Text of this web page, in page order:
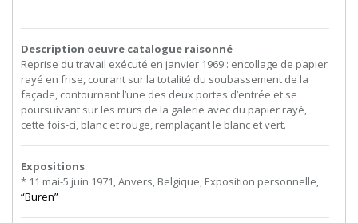
Description oeuvre catalogue raisonné
Reprise du travail exécuté en janvier 1969 : encollage de papier
rayé en frise, courant sur la totalité du soubassement de la
façade, contournant l’une des deux portes d’entrée et se
poursuivant sur les murs de la galerie avec du papier rayé,
cette fois-ci, blanc et rouge, remplaçant le blanc et vert.
Expositions
* 11 mai-5 juin 1971, Anvers, Belgique, Exposition personnelle,
“Buren”